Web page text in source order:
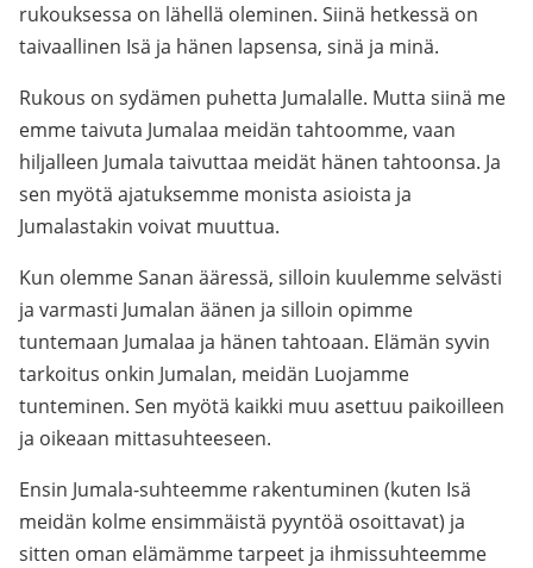
rukouksessa on lähellä oleminen. Siinä hetkessä on
taivaallinen Isä ja hänen lapsensa, sinä ja minä.
Rukous on sydämen puhetta Jumalalle. Mutta siinä me
emme taivuta Jumalaa meidän tahtoomme, vaan
hiljalleen Jumala taivuttaa meidät hänen tahtoonsa. Ja
sen myötä ajatuksemme monista asioista ja
Jumalastakin voivat muuttua.
Kun olemme Sanan ääressä, silloin kuulemme selvästi
ja varmasti Jumalan äänen ja silloin opimme
tuntemaan Jumalaa ja hänen tahtoaan. Elämän syvin
tarkoitus onkin Jumalan, meidän Luojamme
tunteminen. Sen myötä kaikki muu asettuu paikoilleen
ja oikeaan mittasuhteeseen.
Ensin Jumala-suhteemme rakentuminen (kuten Isä
meidän kolme ensimmäistä pyyntöä osoittavat) ja
sitten oman elämämme tarpeet ja ihmissuhteemme